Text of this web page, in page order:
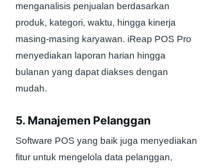
menganalisis penjualan berdasarkan
produk, kategori, waktu, hingga kinerja
masing-masing karyawan. iReap POS Pro
menyediakan laporan harian hingga
bulanan yang dapat diakses dengan
mudah.
5. Manajemen Pelanggan
Software POS yang baik juga menyediakan
fitur untuk mengelola data pelanggan,